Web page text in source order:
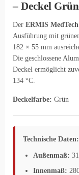
– Deckel
Der ERMIS
Ausführung mit
182 × 55 mm
Die geschlossene
Deckel ermöglicht
134 °C.
Deckelfarbe: Grün
Technische Daten:
Außenmaß:
Innenmaß: